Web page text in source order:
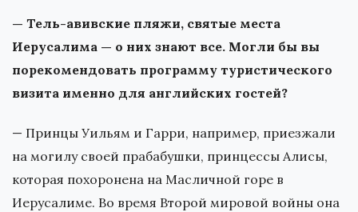
— Тель-авивские пляжи, святые места
Иерусалима — о них знают все. Могли бы вы
порекомендовать программу туристического
визита именно для английских гостей?
— Принцы Уильям и Гарри, например, приезжали
на могилу своей прабабушки, принцессы Алисы,
которая похоронена на Масличной горе в
Иерусалиме. Во время Второй мировой войны она